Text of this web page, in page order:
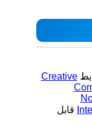
Creative
قابل